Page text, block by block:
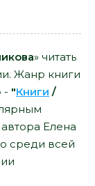
» читать
Жанр книги
- "Книги /
Елена
среди всей